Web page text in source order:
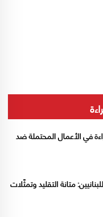
في الأعمال المحتملة ضد
متانة التقليد وتمثّلات